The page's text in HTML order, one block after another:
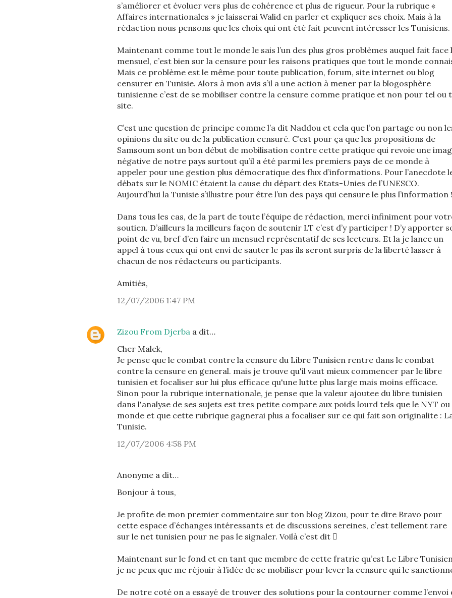
s’améliorer et évoluer vers plus de cohérence et plus de rigueur. Pour la rubrique «
Affaires internationales » je laisserai Walid en parler et expliquer ses choix. Mais à la
rédaction nous pensons que les choix qui ont été fait peuvent intéresser les Tunisiens.
Maintenant comme tout le monde le sais l’un des plus gros problèmes auquel fait face
mensuel, c’est bien sur la censure pour les raisons pratiques que tout le monde
Mais ce problème est le même pour toute publication, forum, site internet ou blog
censurer en Tunisie. Alors à mon avis s’il a une action à mener par la blogosphère
tunisienne c’est de se mobiliser contre la censure comme pratique et non pour tel ou
site.
C’est une question de principe comme l’a dit Naddou et cela que l’on partage ou non
opinions du site ou de la publication censuré. C’est pour ça que les propositions de
Samsoum sont un bon début de mobilisation contre cette pratique qui revoie une
négative de notre pays surtout qu’il a été parmi les premiers pays de ce monde à
appeler pour une gestion plus démocratique des flux d’informations. Pour l’anecdote
débats sur le NOMIC étaient la cause du départ des Etats-Unies de l’UNESCO.
Aujourd’hui la Tunisie s’illustre pour être l’un des pays qui censure le plus l’information !
Dans tous les cas, de la part de toute l’équipe de rédaction, merci infiniment pour
soutien. D’ailleurs la meilleurs façon de soutenir LT c’est d’y participer ! D’y apporter
point de vu, bref d’en faire un mensuel représentatif de ses lecteurs. Et la je lance un
appel à tous ceux qui ont envi de sauter le pas ils seront surpris de la liberté lasser à
chacun de nos rédacteurs ou participants.
Amitiés,
12/07/2006 1:47 PM
Zizou From Djerba a dit…
Cher Malek,
Je pense que le combat contre la censure du Libre Tunisien rentre dans le combat
contre la censure en general. mais je trouve qu'il vaut mieux commencer par le libre
tunisien et focaliser sur lui plus efficace qu'une lutte plus large mais moins efficace.
Sinon pour la rubrique internationale, je pense que la valeur ajoutee du libre tunisien
dans l'analyse de ses sujets est tres petite compare aux poids lourd tels que le NYT ou
monde et que cette rubrique gagnerai plus a focaliser sur ce qui fait son originalite :
Tunisie.
12/07/2006 4:58 PM
Anonyme a dit…
Bonjour à tous,
Je profite de mon premier commentaire sur ton blog Zizou, pour te dire Bravo pour
cette espace d’échanges intéressants et de discussions sereines, c’est tellement rare
sur le net tunisien pour ne pas le signaler. Voilà c’est dit 
Maintenant sur le fond et en tant que membre de cette fratrie qu’est Le Libre
je ne peux que me réjouir à l’idée de se mobiliser pour lever la censure qui le
De notre coté on a essayé de trouver des solutions pour la contourner comme l’envoi